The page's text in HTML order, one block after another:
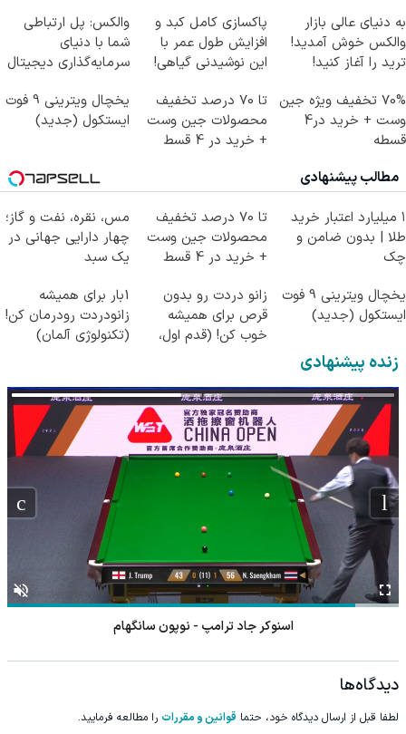
به دنیای عالی بازار
والکس خوش آمدید!
ترید را آغاز کنید!
پاکسازی کامل کبد و
افزایش طول عمر با
این نوشیدنی گیاهی!
والکس: پل ارتباطی
شما با دنیای
سرمایه‌گذاری دیجیتال
70% تخفیف ویژه جین
وست + خرید در4
قسطه
تا 70 درصد تخفیف
محصولات جین وست
+ خرید در 4 قسط
یخچال ویترینی 9 فوت
ایستکول (جدید)
مطالب پیشنهادی
۱ میلیارد اعتبار خرید
طلا | بدون ضامن و
چک
تا 70 درصد تخفیف
محصولات جین وست
+ خرید در 4 قسط
مس، نقره، نفت و گاز؛
چهار دارایی جهانی در
یک سبد
یخچال ویترینی 9 فوت
ایستکول (جدید)
زانو دردت رو بدون
قرص برای همیشه
خوب کن! (قدم اول،
1بار برای همیشه
زانودردت رودرمان کن!
(تکنولوژی آلمان)
زنده پیشنهادی
اسنوکر جاد ترامپ - نوپون سانگهام
دیدگاه‌ها
لطفا قبل از ارسال دیدگاه خود، حتما قوانین و مقررات را مطالعه فرمایید.